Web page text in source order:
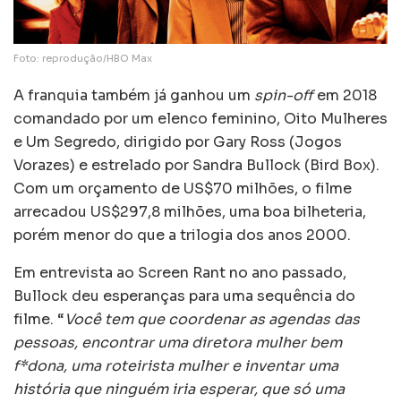
Foto: reprodução/HBO Max
A franquia também já ganhou um spin-offem 2018
comandado por um elenco feminino, Oito Mulheres
e Um Segredo, dirigido por Gary Ross (Jogos
Vorazes) e estrelado por Sandra Bullock (Bird Box).
Com um orçamento de US$70 milhões, o filme
arrecadou US$297,8 milhões, uma boa bilheteria,
porém menor do que a trilogia dos anos 2000.
Em entrevista ao Screen Rant no ano passado,
Bullock deu esperanças para uma sequência do
filme. “Você tem que coordenar as agendas das
pessoas, encontrar uma diretora mulher bem
f*dona, uma roteirista mulher e inventar uma
história que ninguém iria esperar, que só uma